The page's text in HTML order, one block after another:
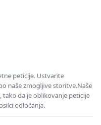
peticije. Ustvarite
naše zmogljive storitve.Naše
da je oblikovanje peticije
odločanja.